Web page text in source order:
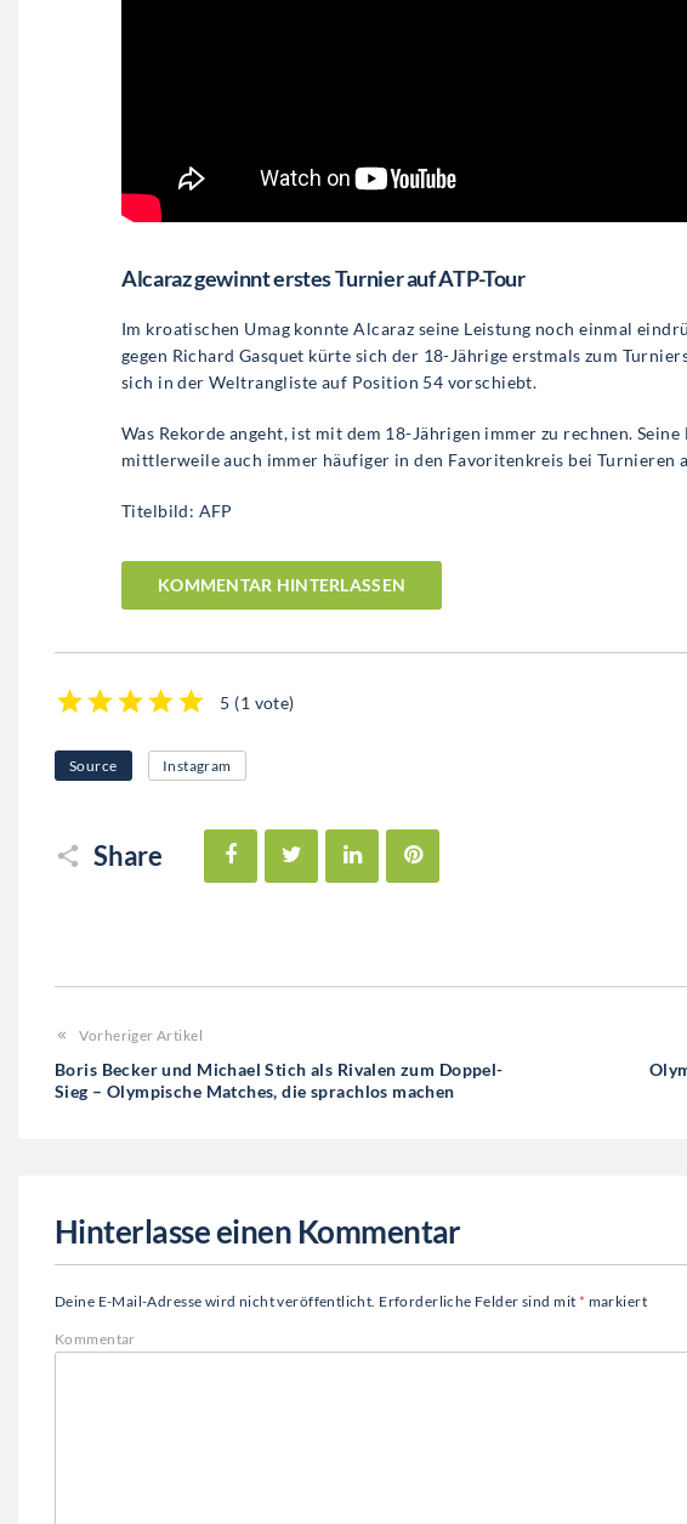
Alcaraz gewinnt erstes Turnier auf ATP-Tour
Im kroatischen Umag konnte Alcaraz seine Leistung noch einmal
gegen Richard Gasquet kürte sich der 18-Jährige erstmals zum
sich in der Weltrangliste auf Position 54 vorschiebt.
Was Rekorde angeht, ist mit dem 18-Jährigen immer zu rechnen.
mittlerweile auch immer häufiger in den Favoritenkreis bei Turnieren
Titelbild: AFP
KOMMENTAR HINTERLASSEN
5 (1 vote)
Source Instagram
Share
FacebookTwitter LinkedIn
Vorheriger Artikel
Boris Becker und Michael Stich als Rivalen zum Doppel-
Sieg – Olympische Matches, die sprachlos machen
Hinterlasse einen Kommentar
Deine E-Mail-Adresse wird nicht veröffentlicht. Erforderliche Felder sind mit * markiert
Kommentar